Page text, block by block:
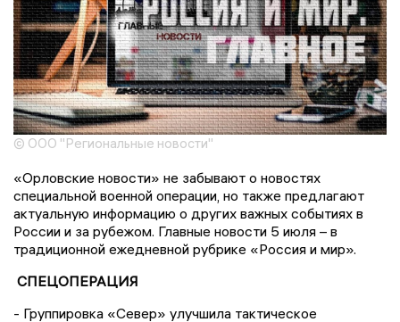
© ООО "Региональные новости"
«Орловские новости» не забывают о новостях
специальной военной операции, но также предлагают
актуальную информацию о других важных событиях в
России и за рубежом. Главные новости 5 июля – в
традиционной ежедневной рубрике «Россия и мир».
СПЕЦОПЕРАЦИЯ
- Группировка «Север» улучшила тактическое